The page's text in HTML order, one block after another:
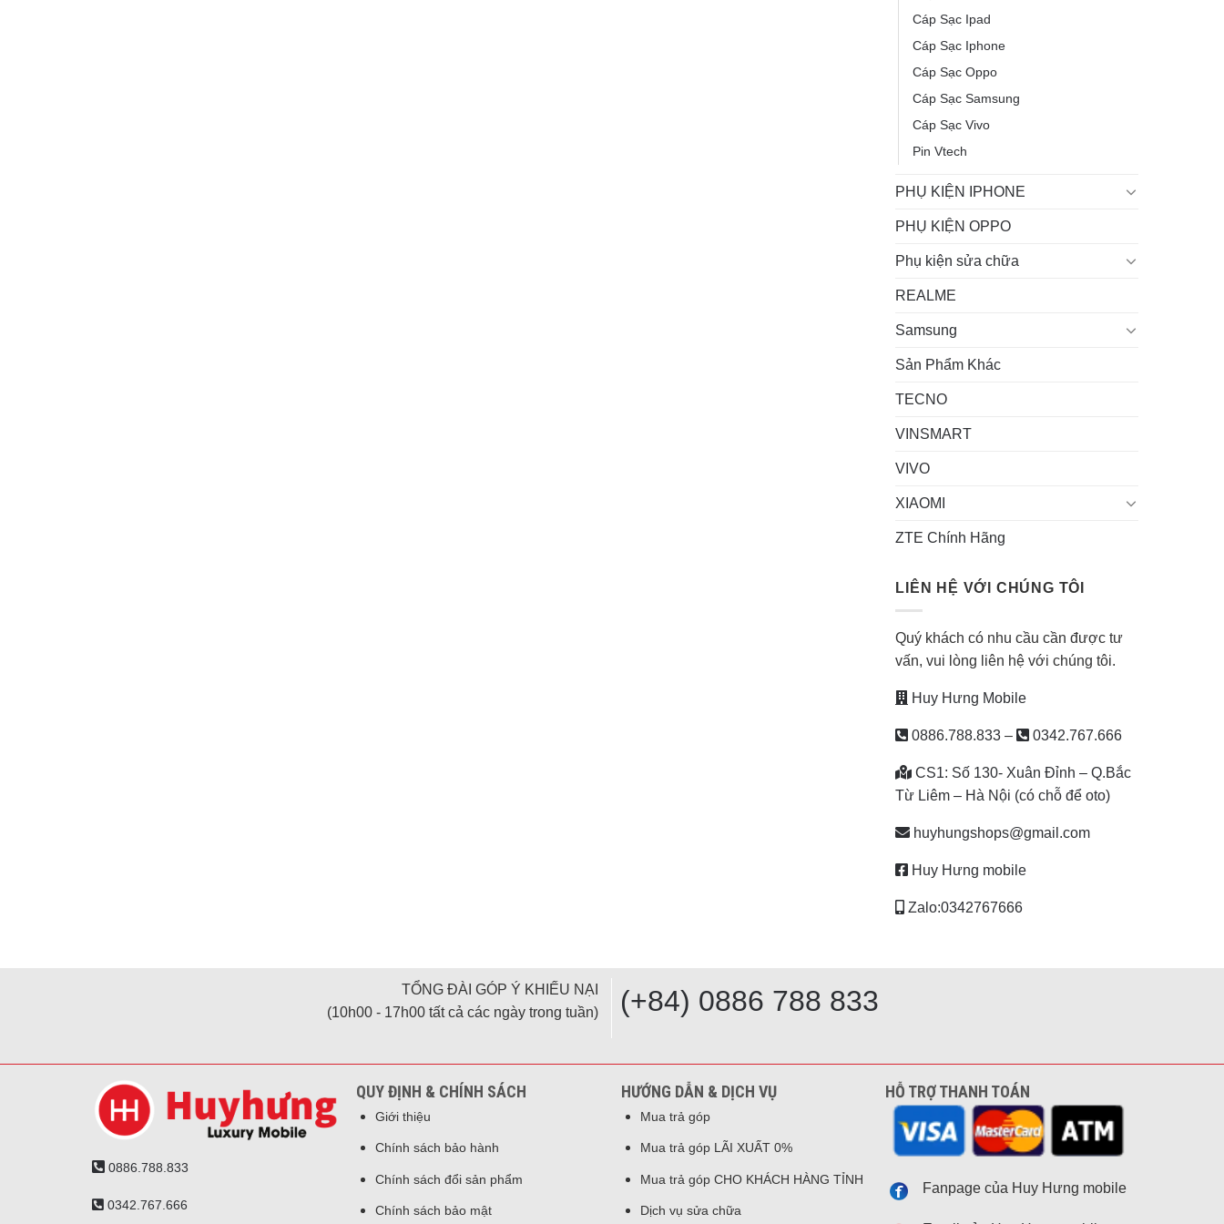
Cáp Sạc Ipad
Cáp Sạc Iphone
Cáp Sạc Oppo
Cáp Sạc Samsung
Cáp Sạc Vivo
Pin Vtech
PHỤ KIỆN IPHONE
PHỤ KIỆN OPPO
Phụ kiện sửa chữa
REALME
Samsung
Sản Phẩm Khác
TECNO
VINSMART
VIVO
XIAOMI
ZTE Chính Hãng
LIÊN HỆ VỚI CHÚNG TÔI
Quý khách có nhu cầu cần được tư
vấn, vui lòng liên hệ với chúng tôi.
Huy Hưng Mobile
0886.788.833 – 0342.767.666
CS1: Số 130- Xuân Đỉnh – Q.Bắc
Từ Liêm – Hà Nội (có chỗ để oto)
huyhungshops@gmail.com
Huy Hưng mobile
Zalo:0342767666
TỔNG ĐÀI GÓP Ý KHIẾU NẠI
(10h00 - 17h00 tất cả các ngày trong tuần)
(+84) 0886 788 833
0886.788.833
0342.767.666
QUY ĐỊNH & CHÍNH SÁCH
Giới thiệu
Chính sách bảo hành
Chính sách đổi sản phẩm
Chính sách bảo mật
HƯỚNG DẪN & DỊCH VỤ
Mua trả góp
Mua trả góp LÃI XUẤT 0%
Mua trả góp CHO KHÁCH HÀNG TỈNH
Dịch vụ sửa chữa
HỖ TRỢ THANH TOÁN
Fanpage của Huy Hưng mobile